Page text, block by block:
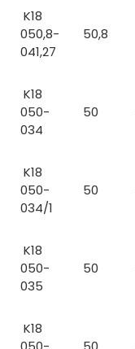
K18
050,8-
041,27
50,8
K18
050-
034
50
K18
050-
034/1
50
K18
050-
035
50
K18